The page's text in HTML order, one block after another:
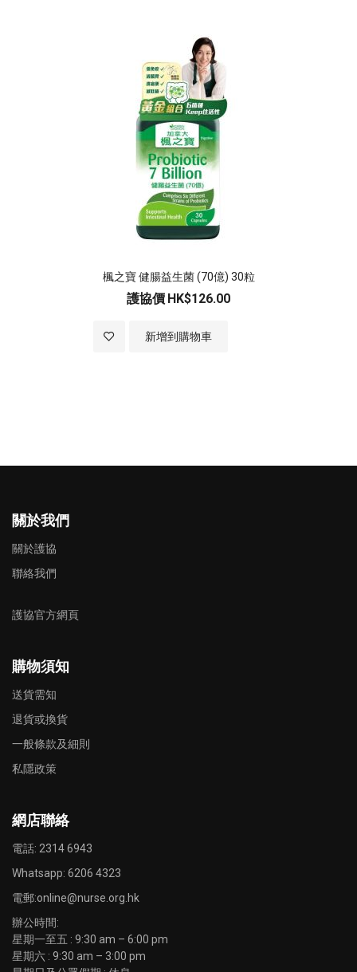
楓之寶 健腸益生菌 (70億) 30粒
護協價 HK$126.00
新增到購物車
加入至願望清單
關於我們
關於護協
聯絡我們
護協官方網頁
購物須知
送貨需知
退貨或換貨
一般條款及細則
私隱政策
網店聯絡
電話: 2314 6943
Whatsapp: 6206 4323
電郵:online@nurse.org.hk
辦公時間:
星期一至五 : 9:30 am – 6:00 pm
星期六 : 9:30 am – 3:00 pm